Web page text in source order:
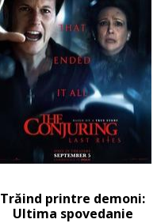
Trăind printre demoni:
Ultima spovedanie